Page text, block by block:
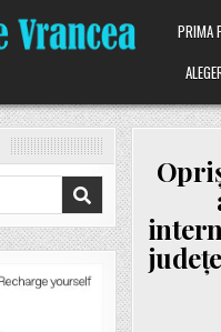
PRIMA